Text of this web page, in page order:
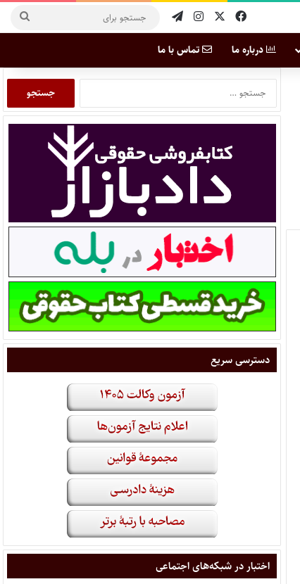
درباره ما تماس با ما
دسترسی سریع
اختبار در شبکه‌های اجتماعی